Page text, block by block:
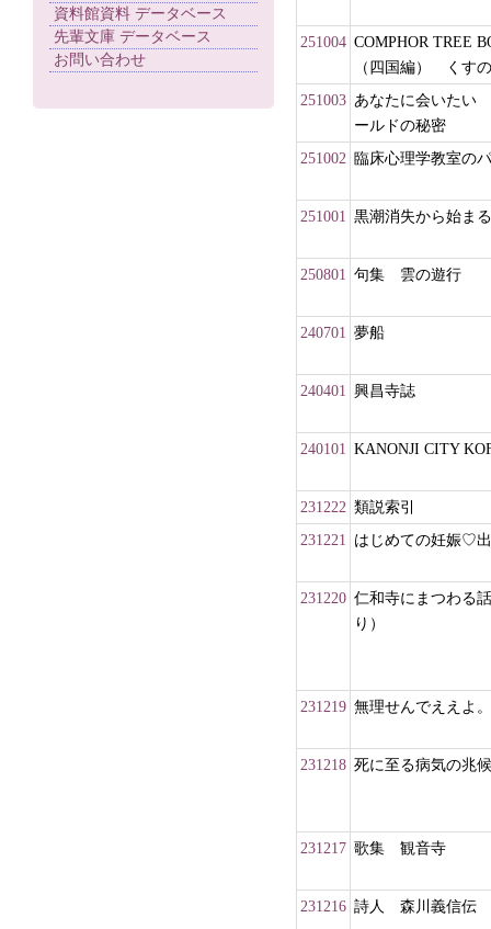
資料館資料 データベース
先輩文庫 データベース
お問い合わせ
251004 COMPHOR TREE
（四国編） くす
251003 あなたに会いたい
ールドの秘密
251002 臨床心理学教室の
251001 黒潮消失から始ま
250801 句集 雲の遊行
240701 夢船
240401 興昌寺誌
240101 KANONJI CITY
231222 類説索引
231221 はじめての妊娠♡
231220 仁和寺にまつわる
り）
231219 無理せんでええよ
231218 死に至る病気の兆
231217 歌集 観音寺
231216 詩人 森川義信伝